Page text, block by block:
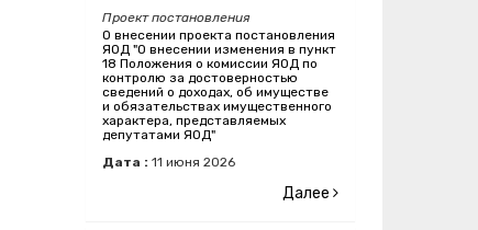
Проект постановления
О внесении проекта постановления
ЯОД "О внесении изменения в пункт
18 Положения о комиссии ЯОД по
контролю за достоверностью
сведений о доходах, об имуществе
и обязательствах имущественного
характера, представляемых
депутатами ЯОД"
Дата : 11 июня 2026
Далее